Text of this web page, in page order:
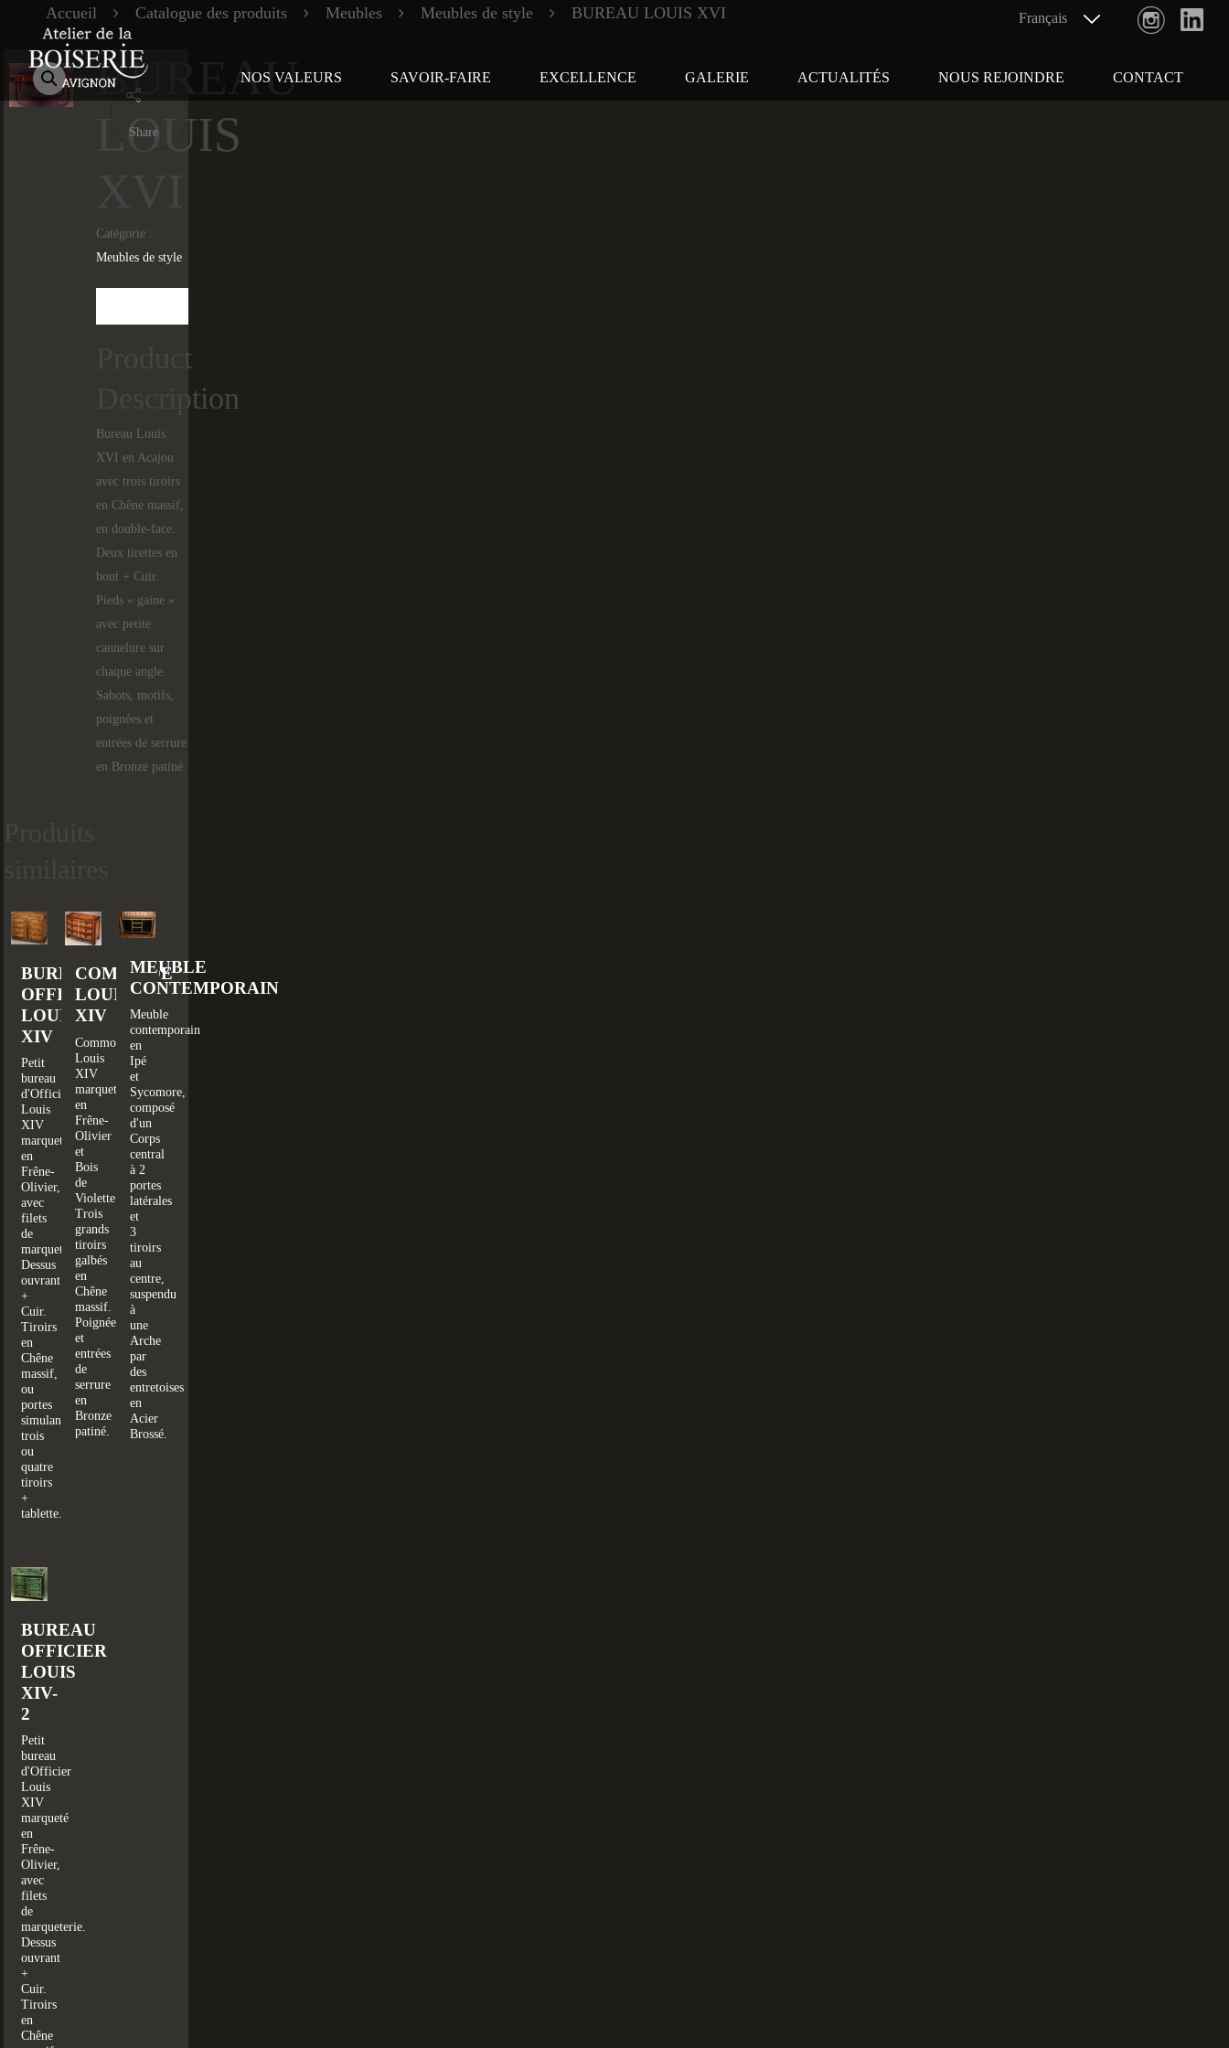
NOS VALEURS SAVOIR-FAIRE EXCELLENCE GALERIE ACTUALITÉS NOUS REJOINDRE CONTACT
Accueil Catalogue des produits Meubles Meubles de style BUREAU LOUIS XVI
BUREAU
LOUIS
Share
Catégorie :
Meubles de style
Product
Description
Bureau Louis
XVI en Acajou
avec trois tiroirs
en Chêne massif,
en double-face.
Deux tirettes en
bout + Cuir.
Pieds « gaine »
avec petite
cannelure sur
chaque angle.
Sabots, motifs,
poignées et
entrées de serrure
en Bronze patiné.
BUREAU
OFFICIER
LOUIS
XIV
Petit
bureau
d'Officier
Louis
XIV
marqueté
en
Frêne-
Olivier,
avec
filets
de
marqueterie.
Dessus
ouvrant
+
Cuir.
Tiroirs
en
Chêne
massif,
ou
portes
simulant
trois
ou
quatre
tiroirs
+
tablette.
COMMODE
LOUIS
XIV
Commode
Louis
XIV
marquetée
en
Frêne-
Olivier
et
Bois
de
Violette.
Trois
grands
tiroirs
galbés
en
Chêne
massif.
Poignées
et
entrées
de
serrure
en
Bronze
patiné.
MEUBLE
CONTEMPORAIN
Meuble
contemporain
en
Ipé
et
Sycomore,
composé
d'un
Corps
central
à 2
portes
latérales
et
3
tiroirs
au
centre,
suspendu
à
une
Arche
par
des
entretoises
en
Acier
Brossé.
BUREAU
OFFICIER
LOUIS
XIV-
2
Petit
bureau
d'Officier
Louis
XIV
marqueté
en
Frêne-
Olivier,
avec
filets
de
marqueterie.
Dessus
ouvrant
+
Cuir.
Tiroirs
en
Chêne